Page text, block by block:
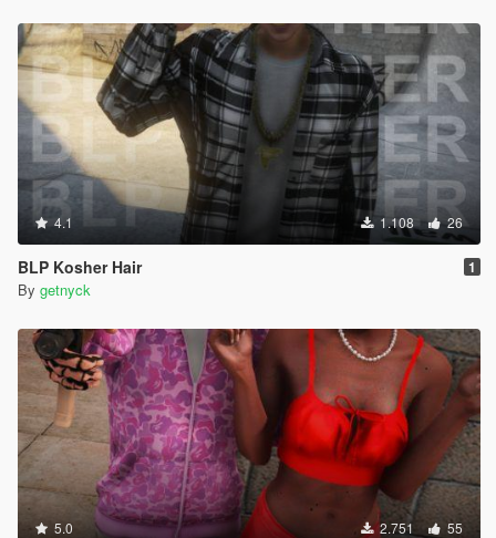
4.1 1.108 26
BLP Kosher Hair 1
By getnyck
5.0 2.751 55